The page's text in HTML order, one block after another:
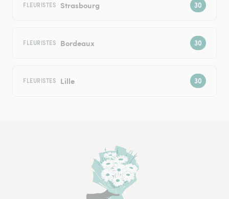
FLEURISTES Strasbourg
FLEURISTES Bordeaux
FLEURISTES Lille